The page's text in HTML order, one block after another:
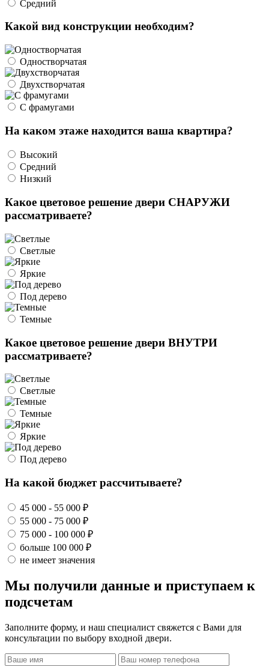
Средний
Какой вид конструкции необходим?
Одностворчатая
Двухстворчатая
С фрамугами
На каком этаже находится ваша квартира?
Высокий
Средний
Низкий
Какое цветовое решение двери СНАРУЖИ
рассматриваете?
Светлые
Яркие
Под дерево
Темные
Какое цветовое решение двери ВНУТРИ
рассматриваете?
Светлые
Темные
Яркие
Под дерево
На какой бюджет рассчитываете?
45 000 - 55 000 ₽
55 000 - 75 000 ₽
75 000 - 100 000 ₽
больше 100 000 ₽
не имеет значения
Мы получили данные и приступаем к
подсчетам
Заполните форму, и наш специалист свяжется с Вами для
консультации по выбору входной двери.